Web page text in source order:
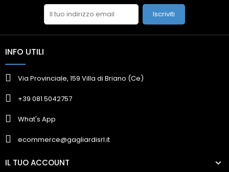
Iscriviti
INFO UTILI
Via Provinciale, 159 Villa di Briano (Ce)
+39 081 5042757
What's App
ecommerce@gagliardisrl.it
IL TUO ACCOUNT